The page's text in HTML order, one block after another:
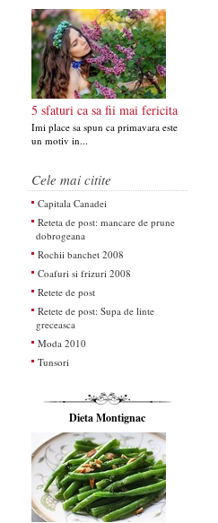
5 sfaturi ca sa fii mai fericita
Imi place sa spun ca primavara este
un motiv in...
Cele mai citite
Capitala Canadei
Reteta de post: mancare de prune
dobrogeana
Rochii banchet 2008
Coafuri si frizuri 2008
Retete de post
Retete de post: Supa de linte
greceasca
Moda 2010
Tunsori
Dieta Montignac